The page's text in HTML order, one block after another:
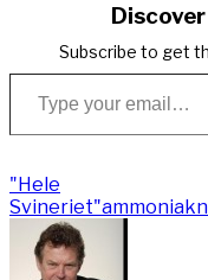
Subscribe to get
Type your email…
"Hele
Svineriet"